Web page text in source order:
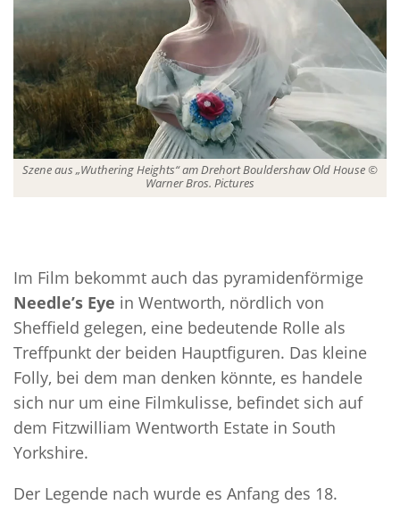
Szene aus „Wuthering Heights“ am Drehort Bouldershaw Old House ©
Warner Bros. Pictures
Im Film bekommt auch das pyramidenförmige
Needle’s Eye in Wentworth, nördlich von
Sheffield gelegen, eine bedeutende Rolle als
Treffpunkt der beiden Hauptfiguren. Das kleine
Folly, bei dem man denken könnte, es handele
sich nur um eine Filmkulisse, befindet sich auf
dem Fitzwilliam Wentworth Estate in South
Yorkshire.
Der Legende nach wurde es Anfang des 18.